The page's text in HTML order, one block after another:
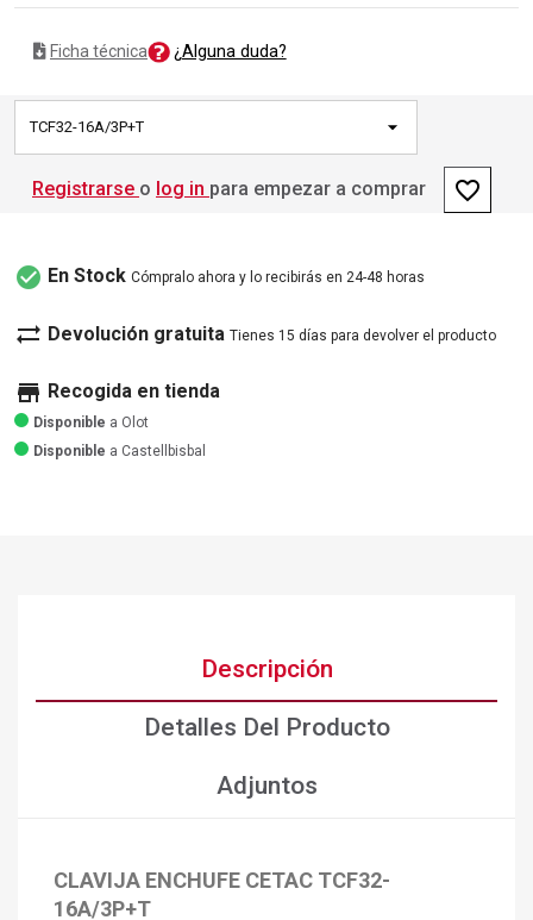
Ficha técnica ¿Alguna duda?
TCF32-16A/3P+T
Registrarse o log in para empezar a comprar favorite_border
check_circle En Stock Cómpralo ahora y lo recibirás en 24-48 horas
sync_alt Devolución gratuita Tienes 15 días para devolver el producto
store Recogida en tienda
Disponible a Olot
Disponible a Castellbisbal
Descripción
Detalles Del Producto
Adjuntos
CLAVIJA ENCHUFE CETAC TCF32-
16A/3P+T